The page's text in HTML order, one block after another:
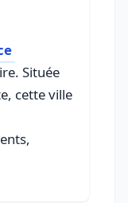
Située
cette ville